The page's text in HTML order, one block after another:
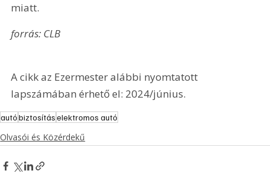
miatt.
forrás: CLB
A cikk az Ezermester alábbi nyomtatott
lapszámában érhető el: 2024/június.
autóbiztosításelektromos autó
Olvasói és Közérdekű